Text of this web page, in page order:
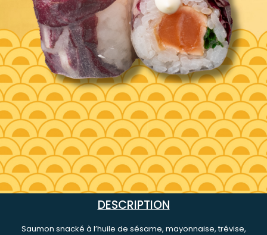
DESCRIPTION
Saumon snacké à l’huile de sésame, mayonnaise, trévise,